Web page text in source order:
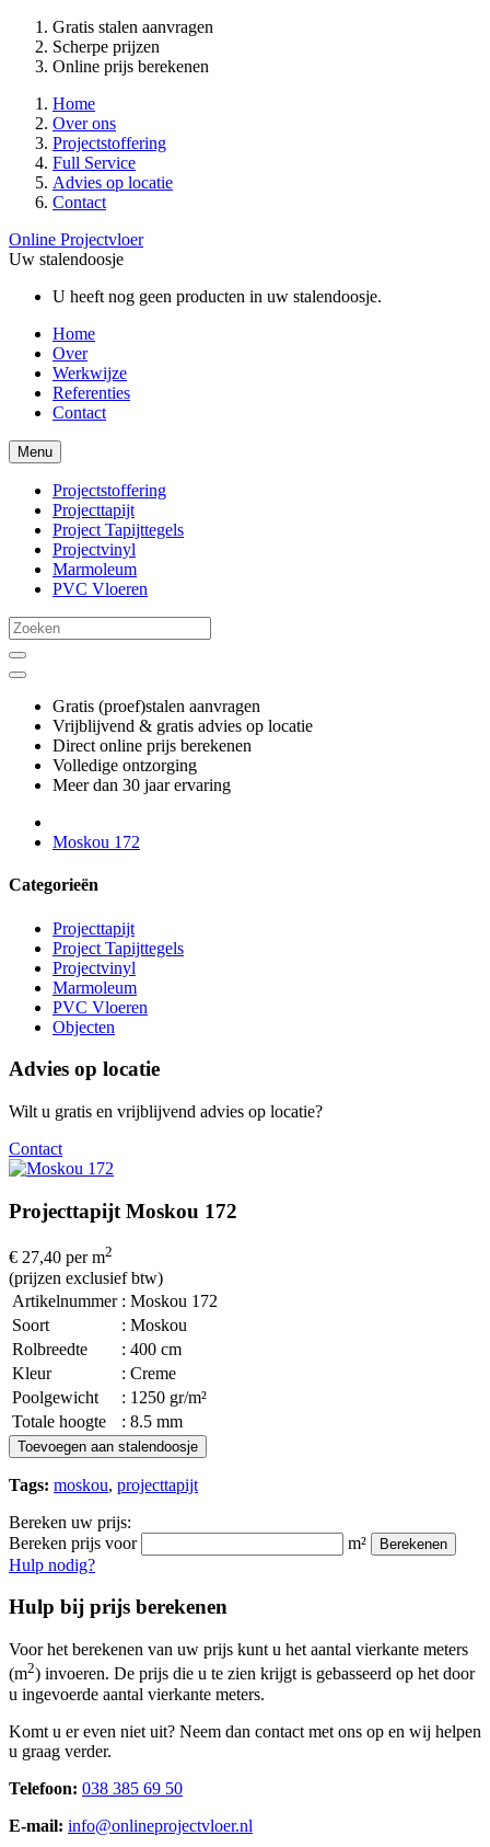
Gratis stalen aanvragen
Scherpe prijzen
Online prijs berekenen
Home
Over ons
Projectstoffering
Full Service
Advies op locatie
Contact
Online Projectvloer
Uw stalendoosje
U heeft nog geen producten in uw stalendoosje.
Home
Over
Werkwijze
Referenties
Contact
Menu
Projectstoffering
Projecttapijt
Project Tapijttegels
Projectvinyl
Marmoleum
PVC Vloeren
Gratis (proef)stalen aanvragen
Vrijblijvend & gratis advies op locatie
Direct online prijs berekenen
Volledige ontzorging
Meer dan 30 jaar ervaring
Moskou 172
Categorieën
Projecttapijt
Project Tapijttegels
Projectvinyl
Marmoleum
PVC Vloeren
Objecten
Advies op locatie
Wilt u gratis en vrijblijvend advies op locatie?
Contact
Projecttapijt Moskou 172
€ 27,40 per m2
(prijzen exclusief btw)
Artikelnummer : Moskou 172
Soort
: Moskou
Rolbreedte
: 400 cm
Kleur
: Creme
Poolgewicht
: 1250 gr/m²
Totale hoogte
: 8.5 mm
Toevoegen aan stalendoosje
Tags: moskou, projecttapijt
Bereken uw prijs:
Bereken prijs voor
m² Berekenen
Hulp nodig?
Hulp bij prijs berekenen
Voor het berekenen van uw prijs kunt u het aantal vierkante meters
(m2) invoeren. De prijs die u te zien krijgt is gebasseerd op het door
u ingevoerde aantal vierkante meters.
Komt u er even niet uit? Neem dan contact met ons op en wij helpen
u graag verder.
Telefoon: 038 385 69 50
E-mail: info@onlineprojectvloer.nl